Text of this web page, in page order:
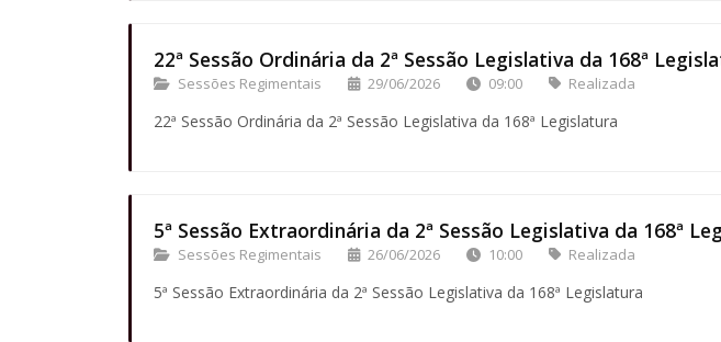
22ª Sessão Ordinária da 2ª Sessão Legislativa da 168ª
Sessões Regimentais 29/06/2026 09:00 Realizada
22ª Sessão Ordinária da 2ª Sessão Legislativa da 168ª Legislatura
5ª Sessão Extraordinária da 2ª Sessão Legislativa da 168ª
Sessões Regimentais 26/06/2026 10:00 Realizada
5ª Sessão Extraordinária da 2ª Sessão Legislativa da 168ª Legislatura